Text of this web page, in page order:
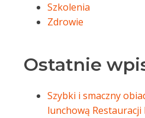
Szkolenia
Zdrowie
Ostatnie
Szybki i smaczny
lunchową Restauracji